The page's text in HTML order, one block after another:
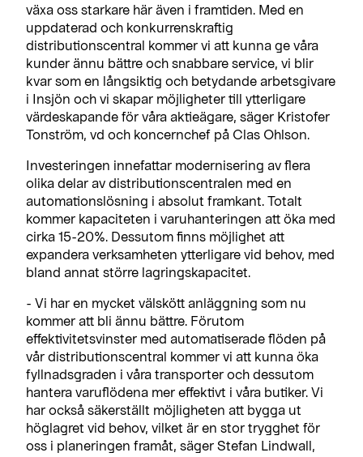
växa oss starkare här även i framtiden. Med en
uppdaterad och konkurrenskraftig
distributionscentral kommer vi att kunna ge våra
kunder ännu bättre och snabbare service, vi blir
kvar som en långsiktig och betydande arbetsgivare
i Insjön och vi skapar möjligheter till ytterligare
värdeskapande för våra aktieägare, säger Kristofer
Tonström, vd och koncernchef på Clas Ohlson.
Investeringen innefattar modernisering av flera
olika delar av distributionscentralen med en
automationslösning i absolut framkant. Totalt
kommer kapaciteten i varuhanteringen att öka med
cirka 15-20%. Dessutom finns möjlighet att
expandera verksamheten ytterligare vid behov, med
bland annat större lagringskapacitet.
- Vi har en mycket välskött anläggning som nu
kommer att bli ännu bättre. Förutom
effektivitetsvinster med automatiserade flöden på
vår distributionscentral kommer vi att kunna öka
fyllnadsgraden i våra transporter och dessutom
hantera varuflödena mer effektivt i våra butiker. Vi
har också säkerställt möjligheten att bygga ut
höglagret vid behov, vilket är en stor trygghet för
oss i planeringen framåt, säger Stefan Lindwall,